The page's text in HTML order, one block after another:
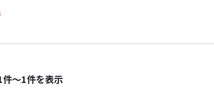
件～1件を表示